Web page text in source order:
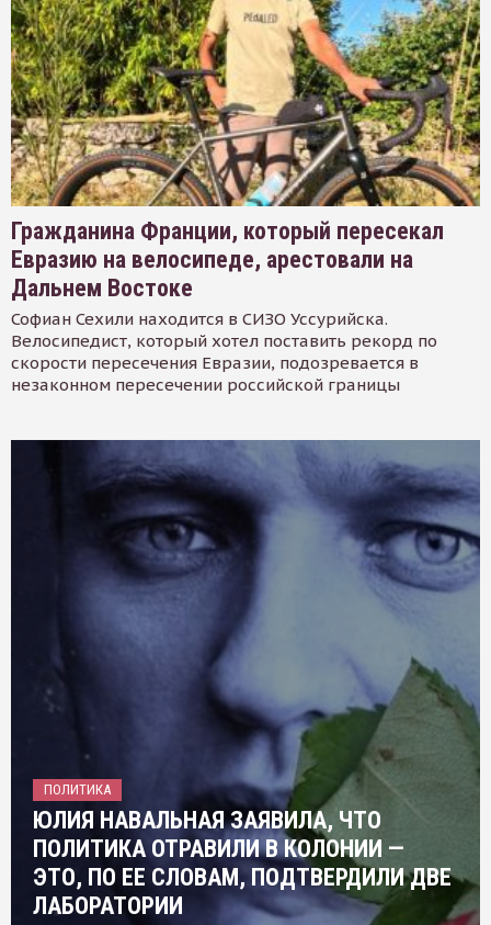
Гражданина Франции, который пересекал
Евразию на велосипеде, арестовали на
Дальнем Востоке
Софиан Сехили находится в СИЗО Уссурийска.
Велосипедист, который хотел поставить рекорд по
скорости пересечения Евразии, подозревается в
незаконном пересечении российской границы
ПОЛИТИКА
ЮЛИЯ НАВАЛЬНАЯ ЗАЯВИЛА, ЧТО
ПОЛИТИКА ОТРАВИЛИ В КОЛОНИИ —
ЭТО, ПО ЕЕ СЛОВАМ, ПОДТВЕРДИЛИ ДВЕ
ЛАБОРАТОРИИ